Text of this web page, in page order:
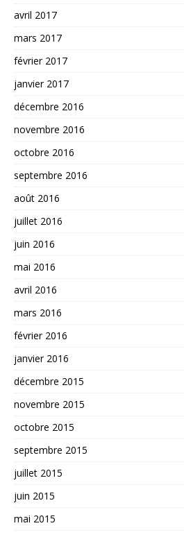
avril 2017
mars 2017
février 2017
janvier 2017
décembre 2016
novembre 2016
octobre 2016
septembre 2016
août 2016
juillet 2016
juin 2016
mai 2016
avril 2016
mars 2016
février 2016
janvier 2016
décembre 2015
novembre 2015
octobre 2015
septembre 2015
juillet 2015
juin 2015
mai 2015